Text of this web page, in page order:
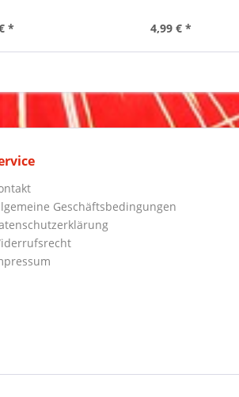
* 4,99 € *
Geschäftsbedingungen